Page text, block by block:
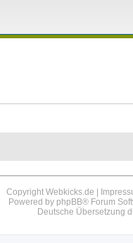
Copyright Webkicks.de |
Powered by phpBB® Forum
Deutsche Übersetzung